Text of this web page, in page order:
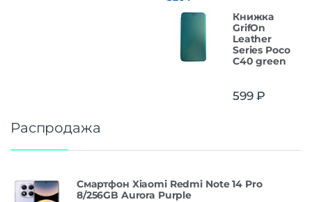
Книжка
GrifOn
Leather
Series Poco
C40 green
599₽
Распродажа
Смартфон Xiaomi Redmi Note 14 Pro
8/256GB Aurora Purple